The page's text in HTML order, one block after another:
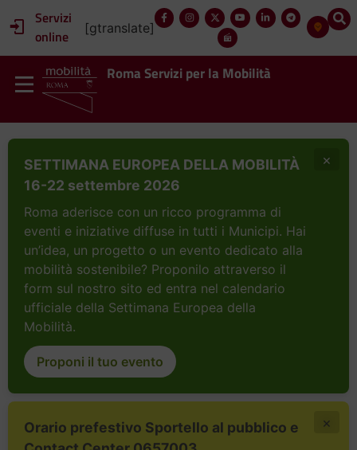
Servizi
online
[gtranslate]
Roma Servizi per la Mobilità
SETTIMANA EUROPEA DELLA MOBILITÀ
16-22 settembre 2026
Roma aderisce con un ricco programma di
eventi e iniziative diffuse in tutti i Municipi. Hai
un’idea, un progetto o un evento dedicato alla
mobilità sostenibile? Proponilo attraverso il
form sul nostro sito ed entra nel calendario
ufficiale della Settimana Europea della
Mobilità.
Proponi il tuo evento
×
Orario prefestivo Sportello al pubblico e
×